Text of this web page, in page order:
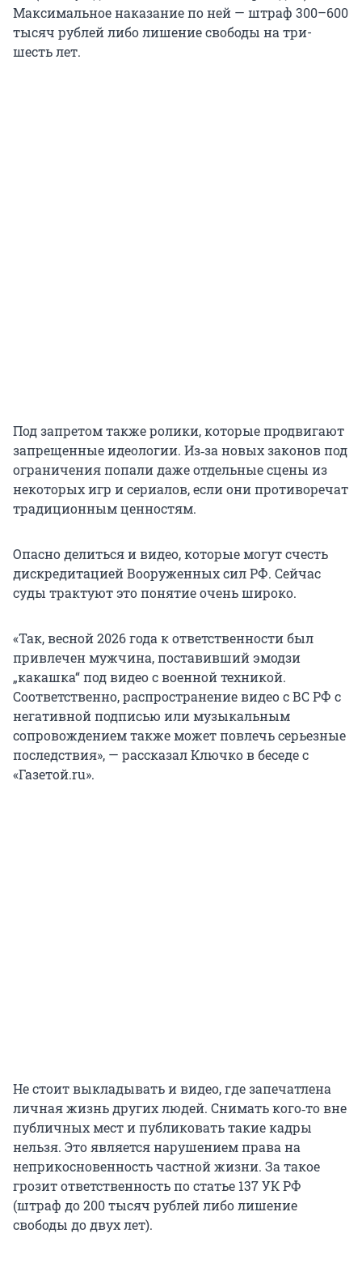
Максимальное наказание по ней — штраф 300–600
тысяч рублей либо лишение свободы на три-
шесть лет.
Под запретом также ролики, которые продвигают
запрещенные идеологии. Из‑за новых законов под
ограничения попали даже отдельные сцены из
некоторых игр и сериалов, если они противоречат
традиционным ценностям.
Опасно делиться и видео, которые могут счесть
дискредитацией Вооруженных сил РФ. Сейчас
суды трактуют это понятие очень широко.
«Так, весной 2026 года к ответственности был
привлечен мужчина, поставивший эмодзи
„какашка“ под видео с военной техникой.
Соответственно, распространение видео с ВС РФ с
негативной подписью или музыкальным
сопровождением также может повлечь серьезные
последствия», — рассказал Ключко в беседе с
«Газетой.ru».
Не стоит выкладывать и видео, где запечатлена
личная жизнь других людей. Снимать кого‑то вне
публичных мест и публиковать такие кадры
нельзя. Это является нарушением права на
неприкосновенность частной жизни. За такое
грозит ответственность по статье 137 УК РФ
(штраф до 200 тысяч рублей либо лишение
свободы до двух лет).